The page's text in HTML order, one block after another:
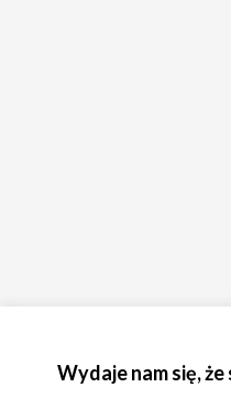
Wydaje nam się,